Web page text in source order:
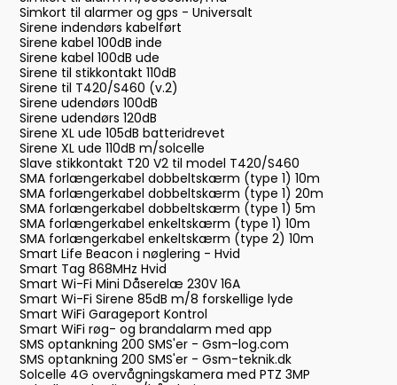
Simkort til alarmer og gps - Universalt
Sirene indendørs kabelført
Sirene kabel 100dB inde
Sirene kabel 100dB ude
Sirene til stikkontakt 110dB
Sirene til T420/S460 (v.2)
Sirene udendørs 100dB
Sirene udendørs 120dB
Sirene XL ude 105dB batteridrevet
Sirene XL ude 110dB m/solcelle
Slave stikkontakt T20 V2 til model T420/S460
SMA forlængerkabel dobbeltskærm (type 1) 10m
SMA forlængerkabel dobbeltskærm (type 1) 20m
SMA forlængerkabel dobbeltskærm (type 1) 5m
SMA forlængerkabel enkeltskærm (type 1) 10m
SMA forlængerkabel enkeltskærm (type 2) 10m
Smart Life Beacon i nøglering - Hvid
Smart Tag 868MHz Hvid
Smart Wi-Fi Mini Dåserelæ 230V 16A
Smart Wi-Fi Sirene 85dB m/8 forskellige lyde
Smart WiFi Garageport Kontrol
Smart WiFi røg- og brandalarm med app
SMS optankning 200 SMS'er - Gsm-log.com
SMS optankning 200 SMS'er - Gsm-teknik.dk
Solcelle 4G overvågningskamera med PTZ 3MP